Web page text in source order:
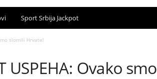
Sport Srbija Jackpot
slomili Hrvate!
USPEHA: Ovako smo